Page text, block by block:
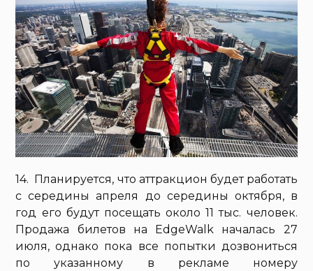
14. Планируется, что аттракцион будет работать
с середины апреля до середины октября, в
год его будут посещать около 11 тыс. человек.
Продажа билетов на EdgeWalk началась 27
июля, однако пока все попытки дозвониться
по указанному в рекламе номеру